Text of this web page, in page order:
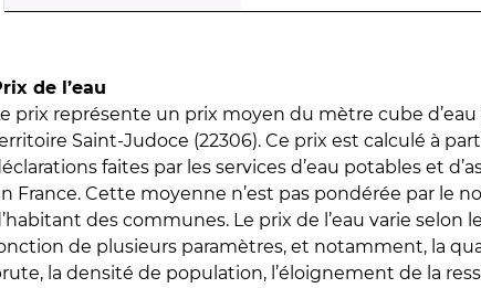
de l’eau
prix représente un prix moyen du mètre cube
Saint-Judoce (22306). Ce prix est calculé à
faites par les services d’eau potables et
France. Cette moyenne n’est pas pondérée par le
des communes. Le prix de l’eau varie selon
de plusieurs paramètres, et notamment, la
la densité de population, l’éloignement de la